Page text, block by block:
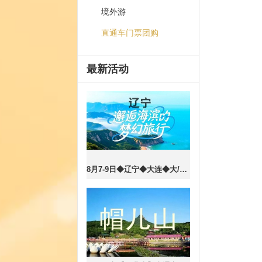
境外游
直通车门票团购
最新活动
8月7-9日◆辽宁◆大连◆大/小排石景区-奇特海蚀地貌◆本溪水洞◆小市一庄◆团山国家级海洋公园◆三日游